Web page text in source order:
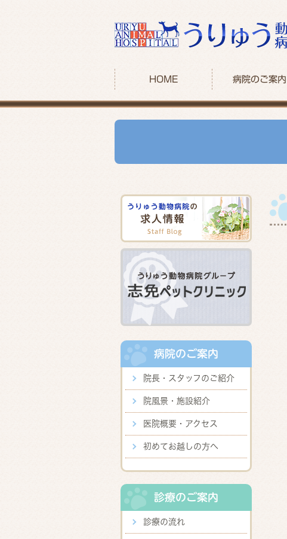
HOME 病院のご案内
病院のご案内
院長・スタッフのご紹介
院風景・施設紹介
医院概要・アクセス
初めてお越しの方へ
診療のご案内
診療の流れ